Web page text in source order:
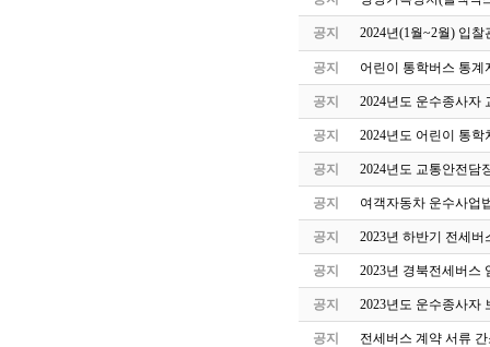
공지 2024년(1월~2월) 입
공지 어린이 통학버스 통계
공지 2024년도 운수종사자
공지 2024년도 어린이 통
공지 2024년도 교통안전담
공지 여객자동차 운수사업
공지 2023년 하반기 전세
공지 2023년 경북전세버스
공지 2023년도 운수종사자
공지 전세버스 계약 서류